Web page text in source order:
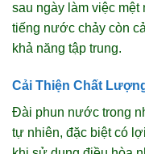
sau ngày làm việc
tiếng nước chảy còn
khả năng tập trung.
Cải Thiện Chất
Đài phun nước trong
tự nhiên, đặc biệt có